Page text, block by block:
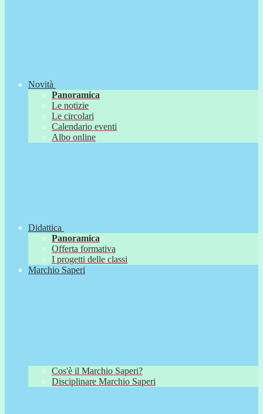
Novità
Panoramica
Le notizie
Le circolari
Calendario eventi
Albo online
Didattica
Panoramica
Offerta formativa
I progetti delle classi
Marchio Saperi
Cos'è il Marchio Saperi?
Disciplinare Marchio Saperi